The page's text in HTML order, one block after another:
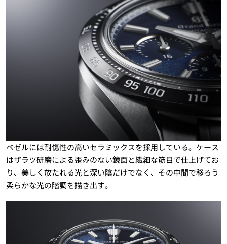
ベゼルには耐傷性の高いセラミックスを採用している。ケース
はザラツ研磨による歪みのない鏡面と繊細な筋目で仕上げてお
り、美しく放たれる光と深い陰だけでなく、その中間で移ろう
柔らかな光の階調を描き出す。